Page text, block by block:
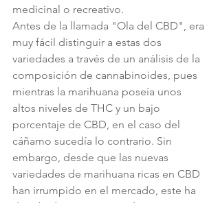
medicinal o recreativo.
Antes de la llamada "Ola del CBD", era
muy fácil distinguir a estas dos
variedades a través de un análisis de la
composición de cannabinoides, pues
mientras la marihuana poseía unos
altos niveles de THC y un bajo
porcentaje de CBD, en el caso del
cáñamo sucedía lo contrario. Sin
embargo, desde que las nuevas
variedades de marihuana ricas en CBD
han irrumpido en el mercado, este ha